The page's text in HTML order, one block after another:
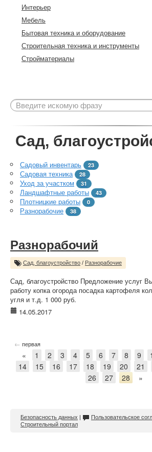
Интерьер
Мебель
Бытовая техника и оборудование
Строительная техника и инструменты
Стройматериалы
Сад,
Садовый инвентарь 23
Садовая техника 28
Уход за участком 31
Ландшафтные работы 43
Плотницкие работы 0
Разнорабочие 38
Разнорабочий
Сад, благоустройство / Разнорабочие
Сад, благоустройство Предложение услуг
работу копка огорода посадка картофеля
угля и т.д. 1 000 руб.
14.05.2017
← первая
« 1 2 3 4 5 6 7 8 9
14
15 16 17 18 19 20 21
26
27 28 »
Безопасность данных | Пользовательское
Строительный портал